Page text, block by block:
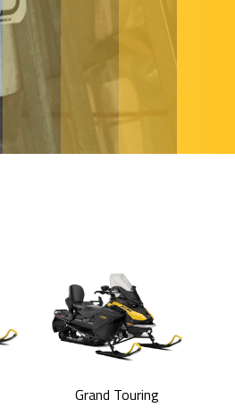
Grand Touring